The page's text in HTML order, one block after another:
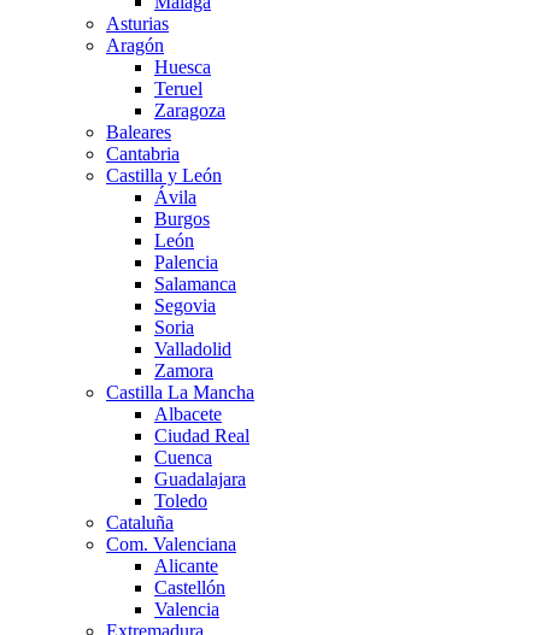
Asturias
Aragón
Huesca
Teruel
Zaragoza
Baleares
Cantabria
Castilla y León
Ávila
Burgos
León
Palencia
Salamanca
Segovia
Soria
Valladolid
Zamora
Castilla La Mancha
Albacete
Ciudad Real
Cuenca
Guadalajara
Toledo
Cataluña
Com. Valenciana
Alicante
Castellón
Valencia
Extremadura